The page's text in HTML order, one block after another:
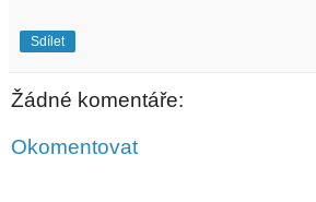
Sdílet
Žádné komentáře:
Okomentovat